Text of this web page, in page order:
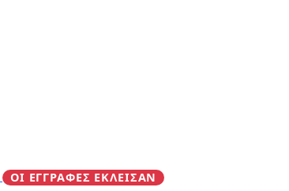
ΟΙ ΕΓΓΡΑΦΕΣ ΕΚΛΕΙΣΑΝ